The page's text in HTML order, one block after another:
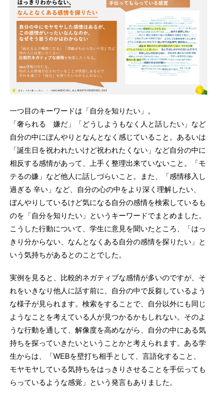
一つ目のキーワードは「自分を知りたい」。
「奢られる 嫌だ」「どうしようもなく人と話したい」など
自分の中にぼんやりとなんとなく感じていること。あるいは
「誕生日を祝われたいけど祝われたくない」など自分の中に
相反する感情があって、上手く整理出来ていないこと。「モ
テるの嫌」など他人に話しづらいこと。また、「感情移入し
過ぎる 辛い」など、自分の心の中をより深く理解したい、
ぼんやりしているけど気になる自分の感情を検索しているも
のを「自分を知りたい」というキーワードでまとめました。
こうした行動について、学生に意見を聞いたところ、「はっ
きり分からない、なんとなくある自分の感情を探りたい」と
いう気持ちがあるとのことでした。
実例を見ると、比較的ネガティブな感情が多いのですが、そ
れをいきなり他人に話す前に、自分の中で反芻しているよう
な様子が見られます。検索をすることで、自分以外にも同じ
ようなことを考えている人が見つかるかもしれない。そのよ
うな行動を通して、解像度を高めながら、自分の中にある気
持ちを探っていきたいということかと考えられます。ある学
生からは、「WEBを壁打ち相手として、言語化すること、
モヤモヤしている気持ちをはっきりさせることを手伝っても
らっているような感覚」という発言もありました。